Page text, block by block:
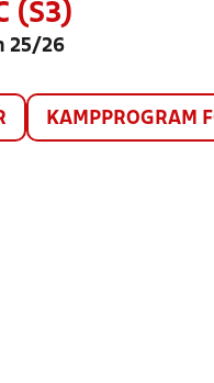
(S3)
25/26
KAMPPROGRAM